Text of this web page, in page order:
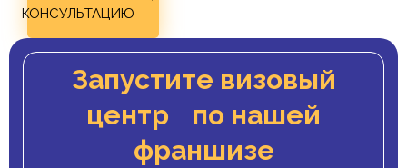
КОНСУЛЬТАЦИЮ
Запустите визовый
центр по нашей
франшизе